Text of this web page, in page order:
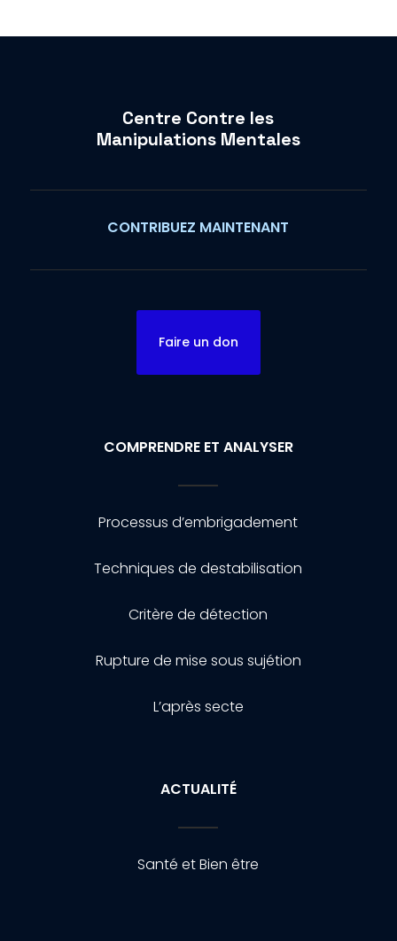
Centre Contre les
Manipulations Mentales
CONTRIBUEZ MAINTENANT
Faire un don
COMPRENDRE ET ANALYSER
Processus d’embrigadement
Techniques de destabilisation
Critère de détection
Rupture de mise sous sujétion
L’après secte
ACTUALITÉ
Santé et Bien être